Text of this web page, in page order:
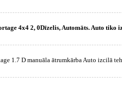
4x4 2, 0Dīzelis, Automāts. Auto tiko
1.7 D manuāla ātrumkārba Auto izcilā